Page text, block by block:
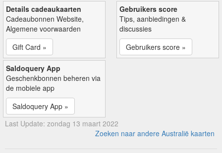
Details cadeaukaarten
Cadeaubonnen Website,
Algemene voorwaarden
Gift Card »
Gebruikers score
Tips, aanbiedingen &
discussies
Gebruikers score »
Saldoquery App
Geschenkbonnen beheren via
de mobiele app
Saldoquery App »
Last Update: zondag 13 maart 2022
Zoeken naar andere Australië kaarten